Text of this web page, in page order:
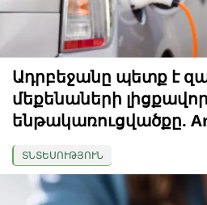
Ադրբեջանը պետք է
մեքենաների
ենթակառուցվածքը.
ՏՆՏԵՍՈՒԹՅՈՒՆ